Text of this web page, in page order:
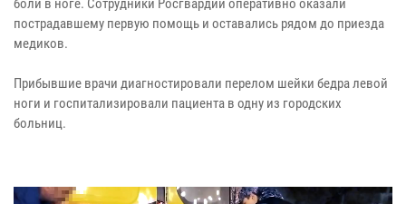
боли в ноге. Сотрудники Росгвардии оперативно оказали
пострадавшему первую помощь и оставались рядом до приезда
медиков.
Прибывшие врачи диагностировали перелом шейки бедра левой
ноги и госпитализировали пациента в одну из городских
больниц.